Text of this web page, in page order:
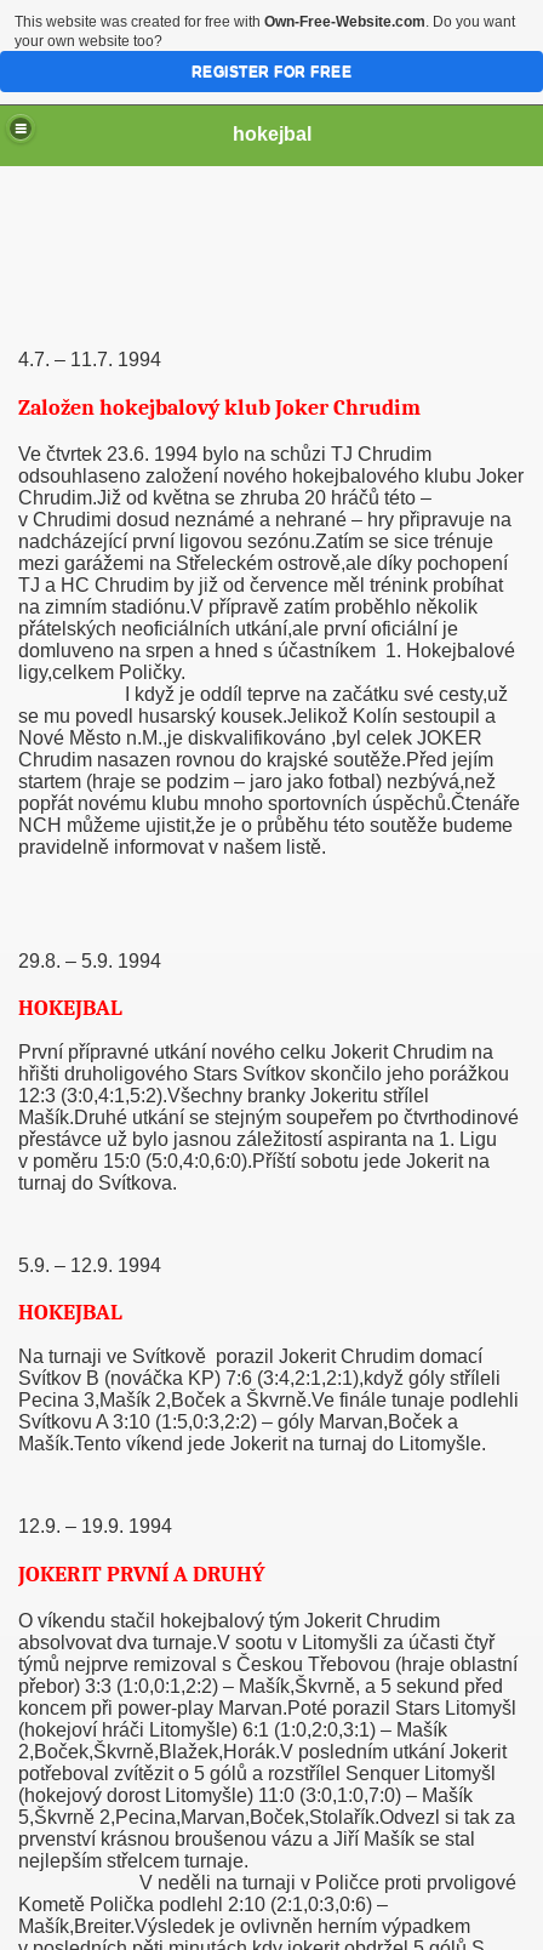
hokejbal
4.7. – 11.7. 1994
Založen hokejbalový klub Joker Chrudim
Ve čtvrtek 23.6. 1994 bylo na schůzi TJ Chrudim
odsouhlaseno založení nového hokejbalového klubu Joker
Chrudim.Již od května se zhruba 20 hráčů této –
v Chrudimi dosud neznámé a nehrané – hry připravuje na
nadcházející první ligovou sezónu.Zatím se sice trénuje
mezi garážemi na Střeleckém ostrově,ale díky pochopení
TJ a HC Chrudim by již od července měl trénink probíhat
na zimním stadiónu.V přípravě zatím proběhlo několik
přátelských neoficiálních utkání,ale první oficiální je
domluveno na srpen a hned s účastníkem 1. Hokejbalové
ligy,celkem Poličky.
I když je oddíl teprve na začátku své cesty,už
se mu povedl husarský kousek.Jelikož Kolín sestoupil a
Nové Město n.M.,je diskvalifikováno ,byl celek JOKER
Chrudim nasazen rovnou do krajské soutěže.Před jejím
startem (hraje se podzim – jaro jako fotbal) nezbývá,než
popřát novému klubu mnoho sportovních úspěchů.Čtenáře
NCH můžeme ujistit,že je o průběhu této soutěže budeme
pravidelně informovat v našem listě.
29.8. – 5.9. 1994
HOKEJBAL
První přípravné utkání nového celku Jokerit Chrudim na
hřišti druholigového Stars Svítkov skončilo jeho porážkou
12:3 (3:0,4:1,5:2).Všechny branky Jokeritu střílel
Mašík.Druhé utkání se stejným soupeřem po čtvrthodinové
přestávce už bylo jasnou záležitostí aspiranta na 1. Ligu
v poměru 15:0 (5:0,4:0,6:0).Příští sobotu jede Jokerit na
turnaj do Svítkova.
5.9. – 12.9. 1994
HOKEJBAL
Na turnaji ve Svítkově porazil Jokerit Chrudim domací
Svítkov B (nováčka KP) 7:6 (3:4,2:1,2:1),když góly stříleli
Pecina 3,Mašík 2,Boček a Škvrně.Ve finále tunaje podlehli
Svítkovu A 3:10 (1:5,0:3,2:2) – góly Marvan,Boček a
Mašík.Tento víkend jede Jokerit na turnaj do Litomyšle.
12.9. – 19.9. 1994
JOKERIT PRVNÍ A DRUHÝ
O víkendu stačil hokejbalový tým Jokerit Chrudim
absolvovat dva turnaje.V sootu v Litomyšli za účasti čtyř
týmů nejprve remizoval s Českou Třebovou (hraje oblastní
přebor) 3:3 (1:0,0:1,2:2) – Mašík,Škvrně, a 5 sekund před
koncem při power-play Marvan.Poté porazil Stars Litomyšl
(hokejoví hráči Litomyšle) 6:1 (1:0,2:0,3:1) – Mašík
2,Boček,Škvrně,Blažek,Horák.V posledním utkání Jokerit
potřeboval zvítězit o 5 gólů a rozstřílel Senquer Litomyšl
(hokejový dorost Litomyšle) 11:0 (3:0,1:0,7:0) – Mašík
5,Škvrně 2,Pecina,Marvan,Boček,Stolařík.Odvezl si tak za
prvenství krásnou broušenou vázu a Jiří Mašík se stal
nejlepším střelcem turnaje.
V neděli na turnaji v Poličce proti prvoligové
Kometě Polička podlehl 2:10 (2:1,0:3,0:6) –
Mašík,Breiter.Výsledek je ovlivněn herním výpadkem
This website was created for free with Own-Free-Website.com. Do you want
your own website too?
REGISTER FOR FREE